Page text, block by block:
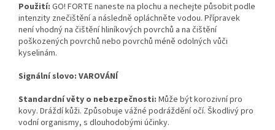
Použití: GO! FORTE naneste na plochu a nechejte působit podle
intenzity znečištění a následně opláchněte vodou. Přípravek
není vhodný na čištění hliníkových povrchů a na čištění
poškozených povrchů nebo povrchů méně odolných vůči
kyselinám.
Signální slovo: VAROVÁNÍ
Standardní věty o nebezpečnosti: Může být korozivní pro
kovy. Dráždí kůži. Způsobuje vážné podráždění očí. Škodlivý pro
vodní organismy, s dlouhodobými účinky.